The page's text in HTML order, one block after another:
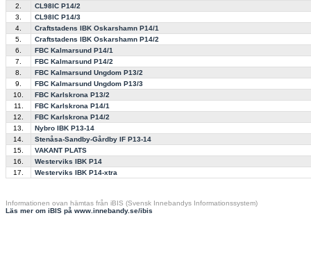
2.
CL98IC P14/2
3.
CL98IC P14/3
4.
Craftstadens IBK Oskarshamn P14/1
5.
Craftstadens IBK Oskarshamn P14/2
6.
FBC Kalmarsund P14/1
7.
FBC Kalmarsund P14/2
8.
FBC Kalmarsund Ungdom P13/2
9.
FBC Kalmarsund Ungdom P13/3
10.
FBC Karlskrona P13/2
11.
FBC Karlskrona P14/1
12.
FBC Karlskrona P14/2
13.
Nybro IBK P13-14
14.
Stenåsa-Sandby-Gårdby IF P13-14
15.
VAKANT PLATS
16.
Westerviks IBK P14
17.
Westerviks IBK P14-xtra
Informationen ovan hämtas från iBIS (Svensk Innebandys Informationssystem)
Läs mer om iBIS på www.innebandy.se/ibis